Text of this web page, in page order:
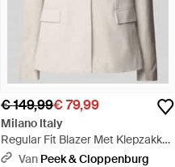
€ 149,99€ 79,99
Milano Italy
Regular Fit Blazer Met Klepzakken
- Naturel
Van Peek & Cloppenburg